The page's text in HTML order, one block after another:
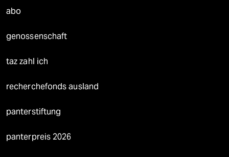
abo
genossenschaft
taz zahl ich
recherchefonds ausland
panterstiftung
panterpreis 2026